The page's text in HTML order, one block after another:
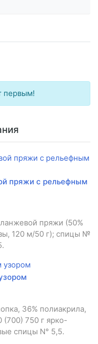
первым!
пряжи с рельефным
пряжи (50%
120 м/50 г); спицы №
36% полиакрила,
750 г ярко-
спицы N° 5,5.